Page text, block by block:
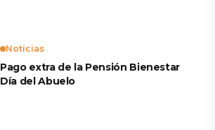
Noticias
Pago extra de la Pensión Bienestar
Día del Abuelo